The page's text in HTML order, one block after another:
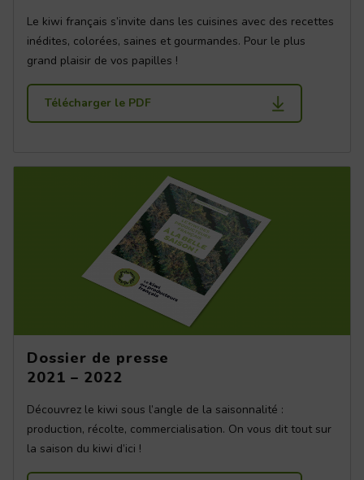
Le kiwi français s’invite dans les cuisines avec des recettes
inédites, colorées, saines et gourmandes. Pour le plus
grand plaisir de vos papilles !
Télécharger le PDF
Dossier de presse
2021 – 2022
Découvrez le kiwi sous l’angle de la saisonnalité :
production, récolte, commercialisation. On vous dit tout sur
la saison du kiwi d’ici !